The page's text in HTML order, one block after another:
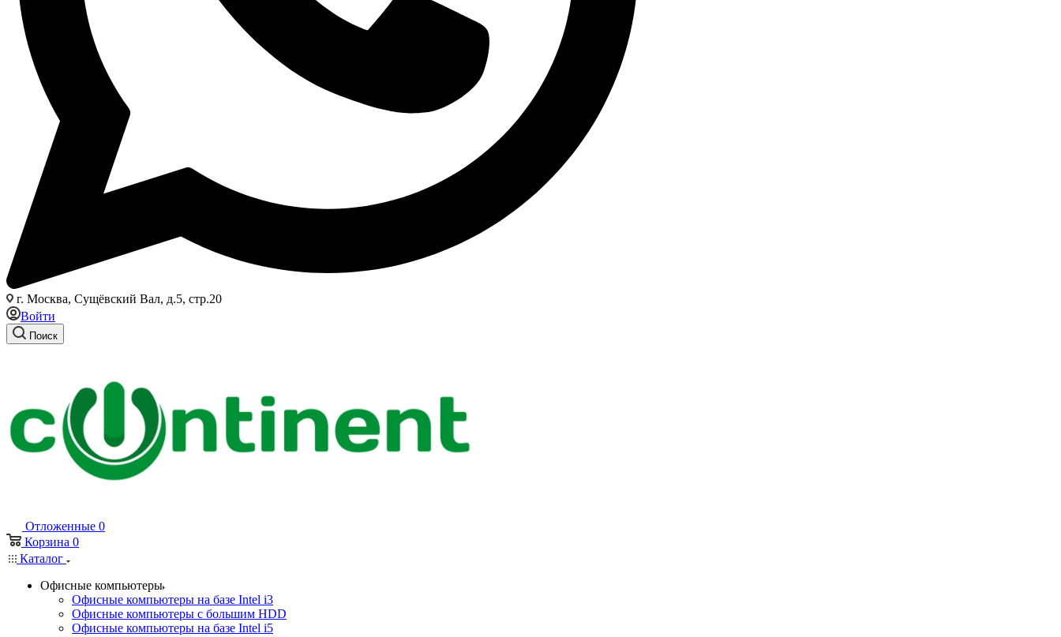
г. Москва, Сущёвский Вал, д.5, стр.20
Войти
Поиск
Отложенные 0
Корзина 0
Каталог
Офисные компьютеры
Офисные компьютеры на базе Intel i3
Офисные компьютеры с большим HDD
Офисные компьютеры на базе Intel i5